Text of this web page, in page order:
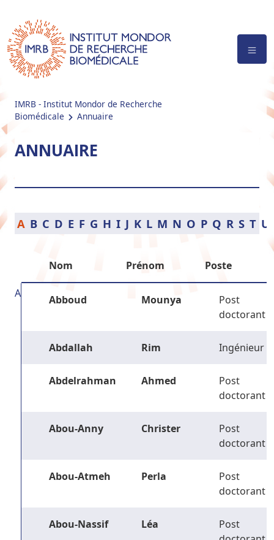
IMRB - Institut Mondor de Recherche
Biomédicale
Annuaire
ANNUAIRE
A B C D E F G H I J K L M N O P Q R S T U
Nom Prénom Poste
A Abboud Mounya
Post
doctorant
Abdallah Rim Ingénieur
Abdelrahman Ahmed
Post
doctorant
Abou-Anny Christer
Post
doctorant
Abou-Atmeh Perla
Post
doctorant
Abou-Nassif Léa
Post